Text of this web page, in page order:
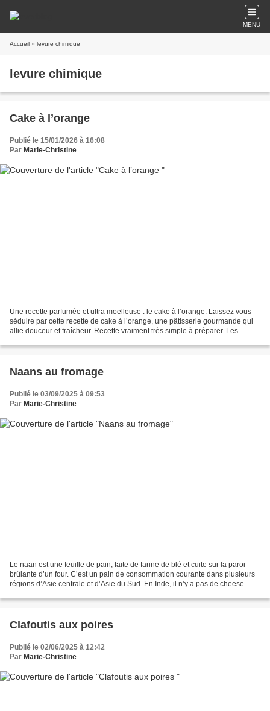
MENU
Accueil » levure chimique
levure chimique
Cake à l’orange
Publié le 15/01/2026 à 16:08
Par Marie-Christine
Une recette parfumée et ultra moelleuse : le cake à l’orange. Laissez vous
séduire par cette recette de cake à l’orange, une pâtisserie gourmande qui
allie douceur et fraîcheur. Recette vraiment très simple à préparer. Les
Naans au fromage
Publié le 03/09/2025 à 09:53
Par Marie-Christine
Le naan est une feuille de pain, faite de farine de blé et cuite sur la paroi
brûlante d’un four. C’est un pain de consommation courante dans plusieurs
régions d’Asie centrale et d’Asie du Sud. En Inde, il n’y a pas de cheese
Clafoutis aux poires
Publié le 02/06/2025 à 12:42
Par Marie-Christine